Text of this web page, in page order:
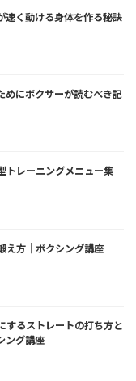
速く動ける身体を作る秘訣
めにボクサーが読むべき記
トレーニングメニュー集
え方｜ボクシング講座
するストレートの打ち方と
ング講座